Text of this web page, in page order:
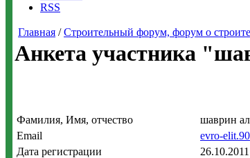
RSS
Главная /Строительный форум, форум о
Анкета участника
Фамилия, Имя, отчество
шаврин
Email
evro-
Дата регистрации
26.10.2011